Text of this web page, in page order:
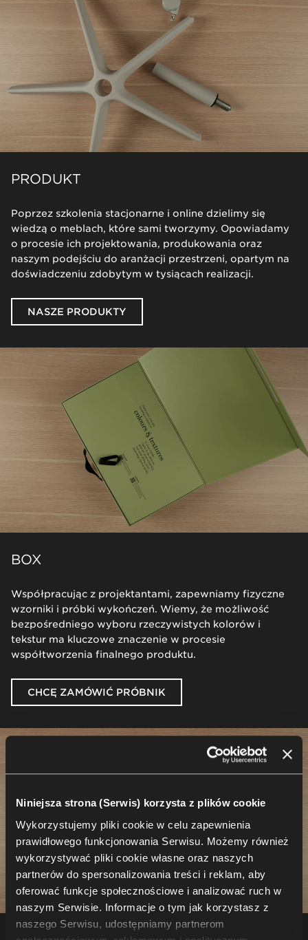
Niniejsza strona (Serwis) korzysta z plików cookie
Wykorzystujemy pliki cookie w celu zapewnienia
prawidłowego funkcjonowania Serwisu. Możemy również
wykorzystywać pliki cookie własne oraz naszych
partnerów do spersonalizowania treści i reklam, aby
oferować funkcje społecznościowe i analizować ruch w
naszym Serwisie. Informacje o tym jak korzystasz z
naszego Serwisu, udostępniamy partnerom
PRODUKT
Poprzez szkolenia stacjonarne i online dzielimy się
wiedzą o meblach, które sami tworzymy. Opowiadamy
o procesie ich projektowania, produkowania oraz
naszym podejściu do aranżacji przestrzeni, opartym na
doświadczeniu zdobytym w tysiącach realizacji.
NASZE PRODUKTY
BOX
Współpracując z projektantami, zapewniamy fizyczne
wzorniki i próbki wykończeń. Wiemy, że możliwość
bezpośredniego wyboru rzeczywistych kolorów i
tekstur ma kluczowe znaczenie w procesie
współtworzenia finalnego produktu.
CHCĘ ZAMÓWIĆ PRÓBNIK